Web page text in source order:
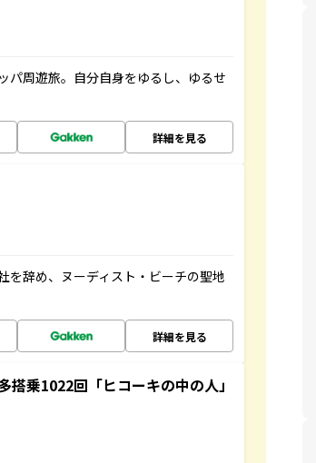
パ周遊旅。自分自身をゆるし、ゆるせ
詳細を見る
を辞め、ヌーディスト・ビーチの聖地
詳細を見る
乗1022回「ヒコーキの中の人」